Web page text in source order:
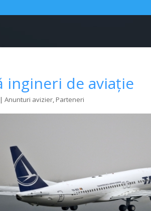
ingineri de aviație
|Anunturi avizier, Parteneri